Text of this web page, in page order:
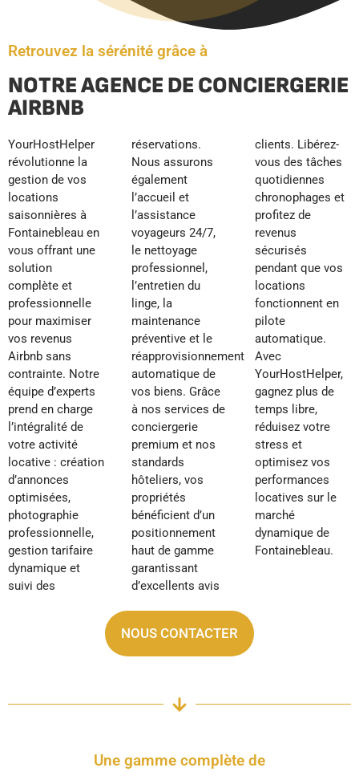
Retrouvez la sérénité grâce à
NOTRE AGENCE DE CONCIERGERIE
AIRBNB
YourHostHelper
révolutionne la
gestion de vos
locations
saisonnières à
Fontainebleau en
vous offrant une
solution
complète et
professionnelle
pour maximiser
vos revenus
Airbnb sans
contrainte. Notre
équipe d’experts
prend en charge
l’intégralité de
votre activité
locative : création
d’annonces
optimisées,
photographie
professionnelle,
gestion tarifaire
dynamique et
suivi des
réservations.
Nous assurons
également
l’accueil et
l’assistance
voyageurs 24/7,
le nettoyage
professionnel,
l’entretien du
linge, la
maintenance
préventive et le
réapprovisionnement
automatique de
vos biens. Grâce
à nos services de
conciergerie
premium et nos
standards
hôteliers, vos
propriétés
bénéficient d’un
positionnement
haut de gamme
garantissant
d’excellents avis
clients. Libérez-
vous des tâches
quotidiennes
chronophages et
profitez de
revenus
sécurisés
pendant que vos
locations
fonctionnent en
pilote
automatique.
Avec
YourHostHelper,
gagnez plus de
temps libre,
réduisez votre
stress et
optimisez vos
performances
locatives sur le
marché
dynamique de
Fontainebleau.
NOUS CONTACTER
Une gamme complète de